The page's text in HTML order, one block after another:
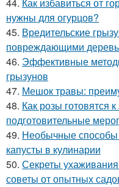
44. Как избавиться от
нужны для огурцов?
45. Вредительские
повреждающими
46. Эффективные
грызунов
47. Мешок травы:
48. Как розы готовятся
подготовительные
49. Необычные
капусты в кулинарии
50. Секреты
советы от опытных